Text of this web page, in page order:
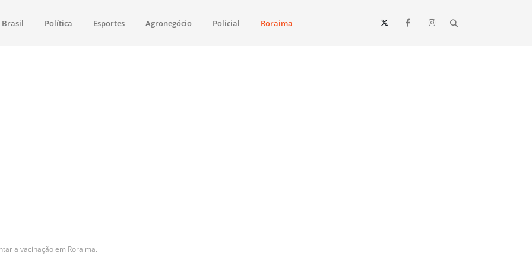
saúde, esportes, economia e os principais acontecimentos de Boa Vista e todo o estado de Roraima. Fique sempre informado
Brasil Política Esportes Agronegócio Policial Roraima
a vacinação em Roraima.